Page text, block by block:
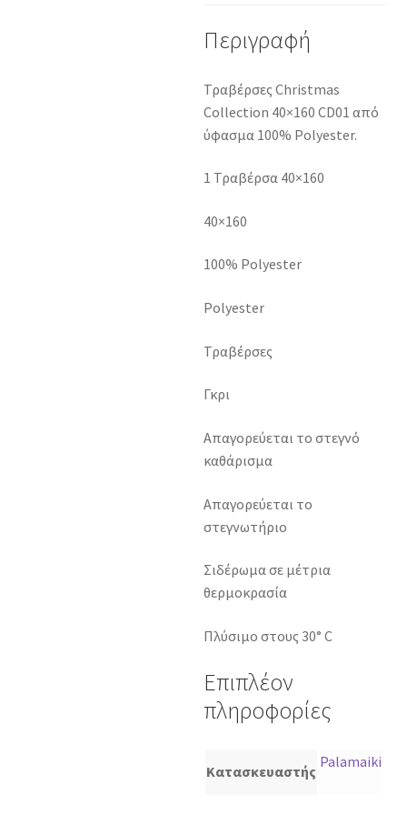
Περιγραφή
Τραβέρσες Christmas
Collection 40×160 CD01 από
ύφασμα 100% Polyester.
1 Τραβέρσα 40×160
40×160
100% Polyester
Polyester
Τραβέρσες
Γκρι
Απαγορεύεται το στεγνό
καθάρισμα
Απαγορεύεται το
στεγνωτήριο
Σιδέρωμα σε μέτρια
θερμοκρασία
Πλύσιμο στους 30° C
Επιπλέον
πληροφορίες
Κατασκευαστής
Palamaiki